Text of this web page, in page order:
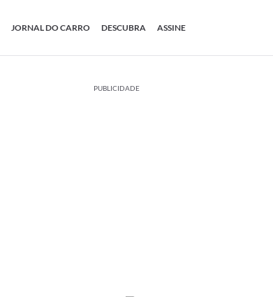
JORNAL DO CARRO DESCUBRA ASSINE
PUBLICIDADE